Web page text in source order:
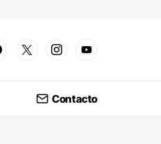
Contacto